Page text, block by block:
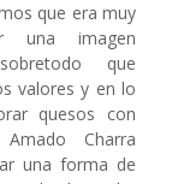
que era muy
una imagen
que
valores y en lo
quesos con
Charra
una forma de